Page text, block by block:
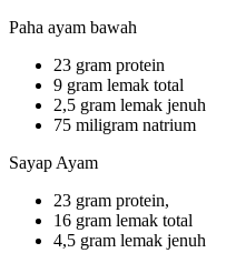
Paha ayam bawah
23 gram protein
9 gram lemak total
2,5 gram lemak jenuh
75 miligram natrium
Sayap Ayam
23 gram protein,
16 gram lemak total
4,5 gram lemak jenuh